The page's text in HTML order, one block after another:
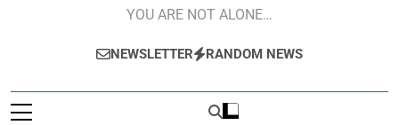
YOU ARE NOT ALONE…
NEWSLETTER RANDOM NEWS